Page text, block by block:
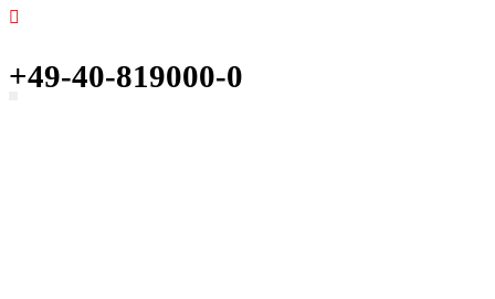
+49-40-819000-0